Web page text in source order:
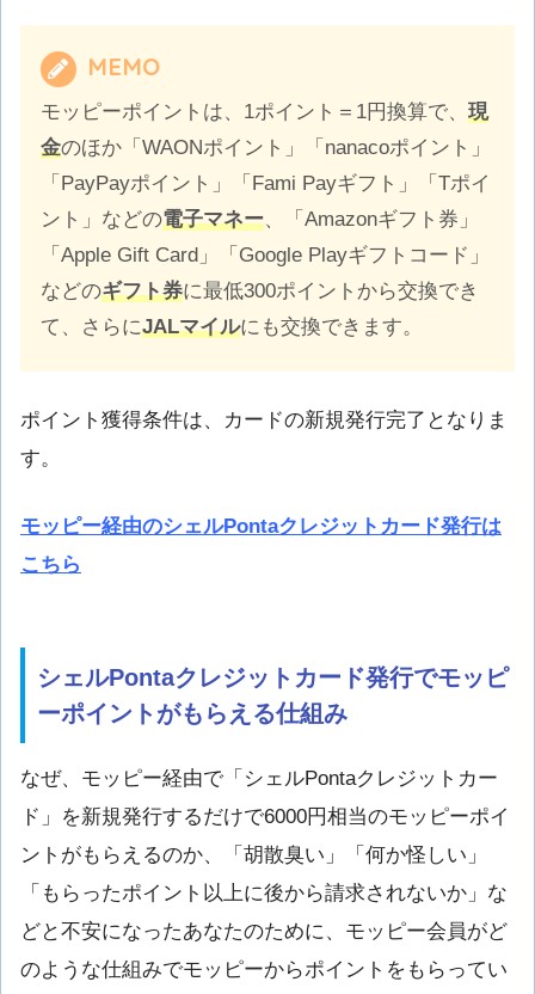
MEMO
モッピーポイントは、1ポイント＝1円換算で、 現
金のほか「WAONポイント」「nanacoポイント」
「PayPayポイント」「Fami Payギフト」「Tポイ
ント」などの電子マネー、「Amazonギフト券」
「Apple Gift Card」「Google Playギフトコード」
などのギフト券に最低300ポイントから交換でき
て、さらにJALマイルにも交換できます。
ポイント獲得条件は、カードの新規発行完了となりま
す。
モッピー経由のシェルPontaクレジットカード発行は
こちら
シェルPontaクレジットカード発行でモッピ
ーポイントがもらえる仕組み
なぜ、モッピー経由で「シェルPontaクレジットカー
ド」を新規発行するだけで6000円相当のモッピーポイ
ントがもらえるのか、「胡散臭い」「何か怪しい」
「もらったポイント以上に後から請求されないか」な
どと不安になったあなたのために、モッピー会員がど
のような仕組みでモッピーからポイントをもらってい